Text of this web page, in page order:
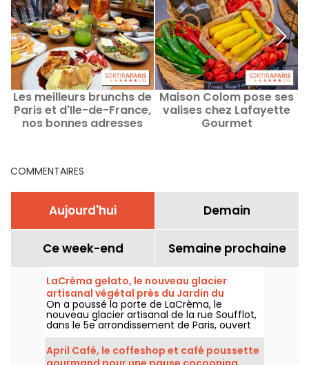
Les meilleurs brunchs de
Paris et d'Ile-de-France,
nos bonnes adresses
Maison Colom pose ses
valises chez Lafayette
Gourmet
COMMENTAIRES
Aujourd'hui Demain
Ce week-end Semaine prochaine
LaCrèma gelato, le nouveau glacier
artisanal végétal près du Jardin du
Luxembourg et du Panthéon
On a poussé la porte de LaCrèma, le
nouveau glacier artisanal de la rue Soufflot,
dans le 5e arrondissement de Paris, ouvert
depuis avril 2026. Derrière le comptoir,
Roberta et ses gelatos végétaux maison qui
changent la donne. On vous dit tout !
April Café, le coffeshop et café poussette